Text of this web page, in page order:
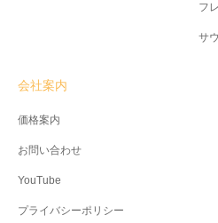
フ
サ
会社案内
価格案内
お問い合わせ
YouTube
プライバシーポリシー